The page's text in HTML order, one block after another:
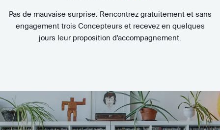
Pas de mauvaise surprise. Rencontrez gratuitement et sans
engagement trois Concepteurs et recevez en quelques
jours leur proposition d'accompagnement.